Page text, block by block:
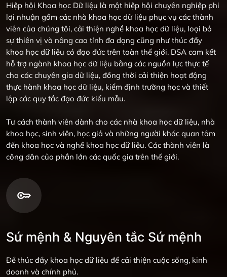
Hiệp hội Khoa học Dữ liệu là một hiệp hội chuyên nghiệp phi
lợi nhuận gồm các nhà khoa học dữ liệu phục vụ các thành
viên của chúng tôi, cải thiện nghề khoa học dữ liệu, loại bỏ
sự thiên vị và nâng cao tính đa dạng cũng như thúc đẩy
khoa học dữ liệu có đạo đức trên toàn thế giới. DSA cam kết
hỗ trợ ngành khoa học dữ liệu bằng các nguồn lực thực tế
cho các chuyên gia dữ liệu, đồng thời cải thiện hoạt động
thực hành khoa học dữ liệu, kiểm định trường học và thiết
lập các quy tắc đạo đức kiểu mẫu.
Tư cách thành viên dành cho các nhà khoa học dữ liệu, nhà
khoa học, sinh viên, học giả và những người khác quan tâm
đến khoa học và nghề khoa học dữ liệu. Các thành viên là
công dân của phần lớn các quốc gia trên thế giới.
Sứ mệnh & Nguyên tắc Sứ mệnh
Để thúc đẩy khoa học dữ liệu để cải thiện cuộc sống, kinh
doanh và chính phủ.